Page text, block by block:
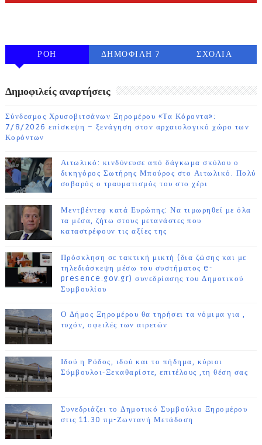
ΡΟΗ
ΔΗΜΟΦΙΛΗ 7
ΣΧΟΛΙΑ
Δημοφιλείς αναρτήσεις
Σύνδεσμος Χρυσοβιτσάνων Ξηρομέρου «Τα Κόροντα»:
7/8/2026 επίσκεψη – ξενάγηση στον αρχαιολογικό χώρο των
Κορόντων
Αιτωλικό: κινδύνευσε από δάγκωμα σκύλου ο
δικηγόρος Σωτήρης Μπούρος στο Αιτωλικό. Πολύ
σοβαρός ο τραυματισμός του στο χέρι
Μεντβέντεφ κατά Ευρώπης: Να τιμωρηθεί με όλα
τα μέσα, ζήτω στους μετανάστες που
καταστρέφουν τις αξίες της
Πρόσκληση σε τακτική μικτή (δια ζώσης και με
τηλεδιάσκεψη μέσω του συστήματος e-
presence.gov.gr) συνεδρίασης του Δημοτικού
Συμβουλίου
Ο Δήμος Ξηρομέρου θα τηρήσει τα νόμιμα για ,
τυχόν, οφειλές των αιρετών
Ιδού η Ρόδος, ιδού και το πήδημα, κύριοι
Σύμβουλοι-Ξεκαθαρίστε, επιτέλους ,τη θέση σας
Συνεδριάζει το Δημοτικό Συμβούλιο Ξηρομέρου
στις 11.30 πμ-Ζωντανή Μετάδοση